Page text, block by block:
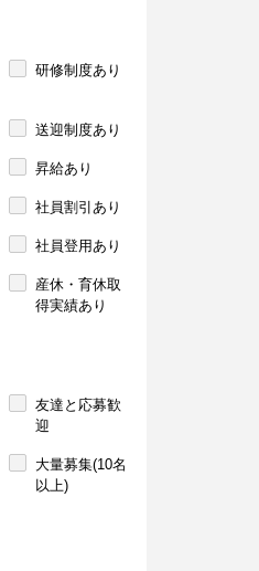
研修制度あり
送迎制度あり
昇給あり
社員割引あり
社員登用あり
産休・育休取
得実績あり
友達と応募歓
迎
大量募集(10名
以上)